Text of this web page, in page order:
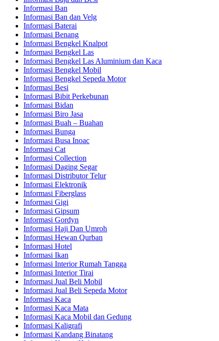
Informasi Ban
Informasi Ban dan Velg
Informasi Baterai
Informasi Benang
Informasi Bengkel Knalpot
Informasi Bengkel Las
Informasi Bengkel Las Aluminium dan Kaca
Informasi Bengkel Mobil
Informasi Bengkel Sepeda Motor
Informasi Besi
Informasi Bibit Perkebunan
Informasi Bidan
Informasi Biro Jasa
Informasi Buah – Buahan
Informasi Bunga
Informasi Busa Inoac
Informasi Cat
Informasi Collection
Informasi Daging Segar
Informasi Distributor Telur
Informasi Elektronik
Informasi Fiberglass
Informasi Gigi
Informasi Gipsum
Informasi Gordyn
Informasi Haji Dan Umroh
Informasi Hewan Qurban
Informasi Hotel
Informasi Ikan
Informasi Interior Rumah Tangga
Informasi Interior Tirai
Informasi Jual Beli Mobil
Informasi Jual Beli Sepeda Motor
Informasi Kaca
Informasi Kaca Mata
Informasi Kaca Mobil dan Gedung
Informasi Kaligrafi
Informasi Kandang Binatang